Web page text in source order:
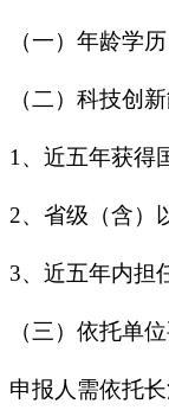
（一）年龄学
（二）科技创
1、近五年获得
2、省级（含）
3、近五年内担
（三）依托单位
申报人需依托